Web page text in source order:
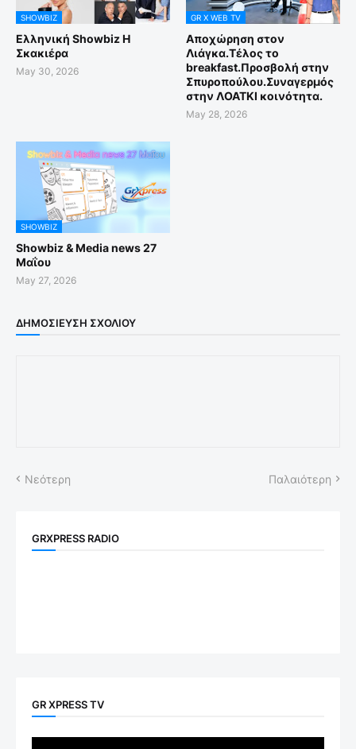
SHOWBIZ
Ελληνική Showbiz Η
Σκακιέρα
May 30, 2026
GR X WEB TV
Αποχώρηση στον
Λιάγκα.Τέλος το
breakfast.Προσβολή στην
Σπυροπούλου.Συναγερμός
στην ΛΟΑΤΚΙ κοινότητα.
May 28, 2026
SHOWBIZ
Showbiz & Media news 27
Μαΐου
May 27, 2026
ΔΗΜΟΣΊΕΥΣΗ ΣΧΟΛΊΟΥ
Νεότερη Παλαιότερη
GRXPRESS RADIO
GR XPRESS TV